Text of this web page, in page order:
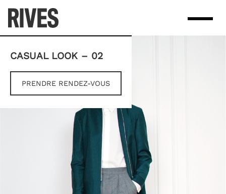
content
CASUAL LOOK – 02
PRENDRE RENDEZ-VOUS